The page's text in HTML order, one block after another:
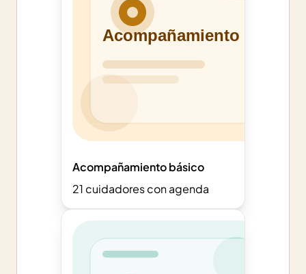
Acompañamiento básico
21 cuidadores con agenda